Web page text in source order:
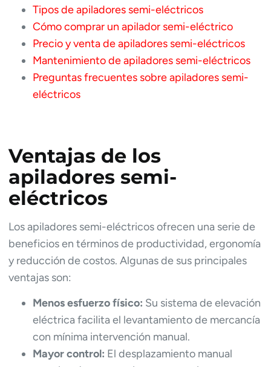
Tipos de apiladores semi-eléctricos
Cómo comprar un apilador semi-eléctrico
Precio y venta de apiladores semi-eléctricos
Mantenimiento de apiladores semi-eléctricos
Preguntas frecuentes sobre apiladores semi-
eléctricos
Ventajas de los
apiladores semi-
eléctricos
Los apiladores semi-eléctricos ofrecen una serie de
beneficios en términos de productividad, ergonomía
y reducción de costos. Algunas de sus principales
ventajas son:
Menos esfuerzo físico: Su sistema de elevación
eléctrica facilita el levantamiento de mercancía
con mínima intervención manual.
Mayor control: El desplazamiento manual